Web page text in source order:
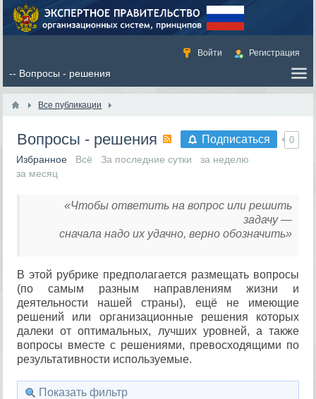
Войти Регистрация
Все публикации
Подписаться 0
Вопросы - решения
Избранное Всё За последние сутки
за неделю
за месяц
«Чтобы ответить на вопрос или решить
задачу —
сначала надо их удачно, верно обозначить»
В этой рубрике предполагается размещать вопросы
(по самым разным направлениям жизни и
деятельности нашей страны), ещё не имеющие
решений или организационные решения которых
далеки от оптимальных, лучших уровней, а также
вопросы вместе с решениями, превосходящими по
результативности используемые.
Показать фильтр